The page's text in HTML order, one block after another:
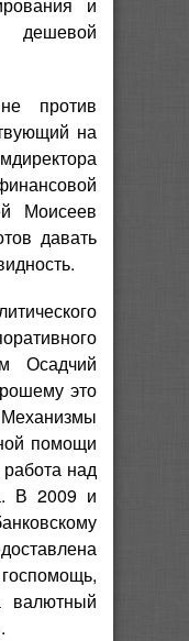
против
на
Моисеев
давать
Осадчий
это
помощи
над
В 2009 и
валютный